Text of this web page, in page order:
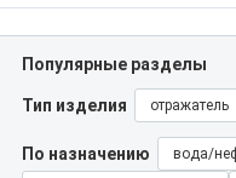
Популярные разделы
Тип изделия отражатель
По назначению вода/